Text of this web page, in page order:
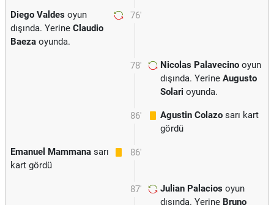
76'
Diego Valdes oyun
dışında. Yerine Claudio
Baeza oyunda.
78' Nicolas Palavecino oyun
dışında. Yerine Augusto
Solari oyunda.
86' Agustin Colazo sarı kart
gördü
86'
Emanuel Mammana sarı
kart gördü
87' Julian Palacios oyun
dışında. Yerine Bruno